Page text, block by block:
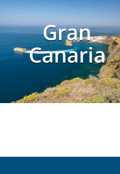
Gran
Canaria